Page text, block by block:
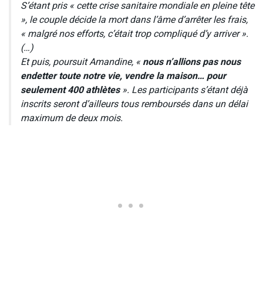
S’étant pris « cette crise sanitaire mondiale en pleine tête
», le couple décide la mort dans l’âme d’arrêter les frais,
« malgré nos efforts, c’était trop compliqué d’y arriver ».
(…)
Et puis, poursuit Amandine, «nous n’allions pas nous
endetter toute notre vie, vendre la maison… pour
seulement 400 athlètes». Les participants s’étant déjà
inscrits seront d’ailleurs tous remboursés dans un délai
maximum de deux mois.